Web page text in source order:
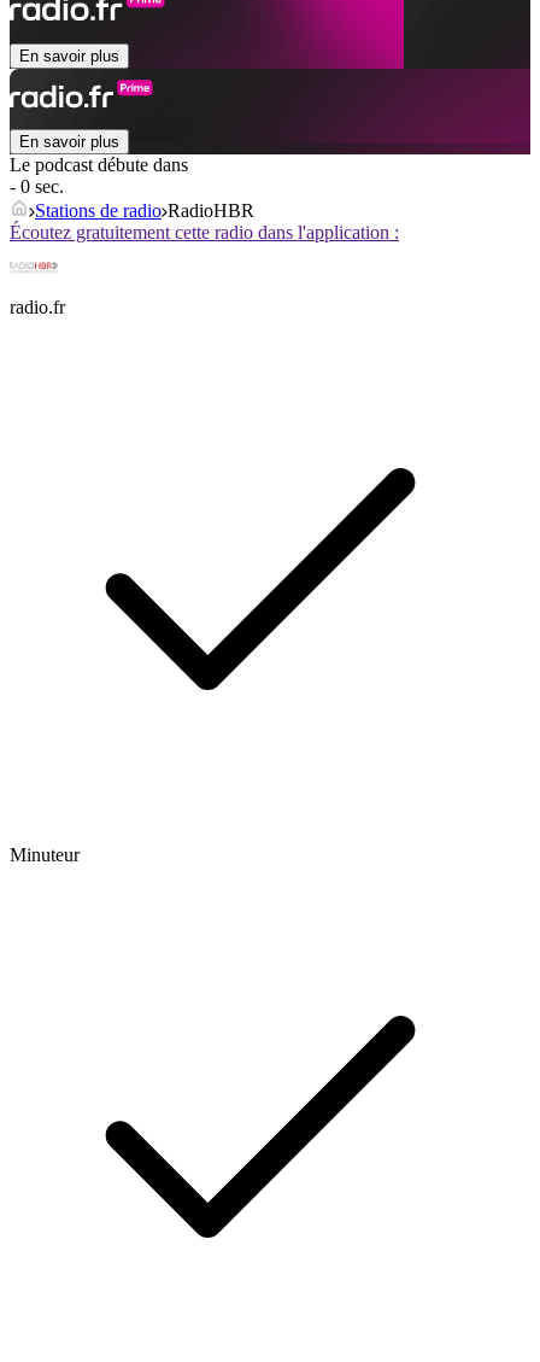
En savoir plus
En savoir plus
Le podcast débute dans
- 0 sec.
Stations de radio RadioHBR
Écoutez gratuitement cette radio dans l'application :
radio.fr
Minuteur